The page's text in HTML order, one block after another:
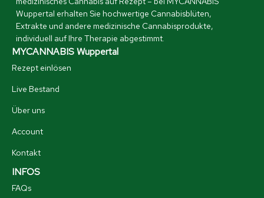
Wuppertal erhalten Sie hochwertige Cannabisblüten,
Extrakte und andere medizinische Cannabisprodukte,
individuell auf Ihre Therapie abgestimmt.
MYCANNABIS Wuppertal
Rezept einlösen
Live Bestand
Über uns
Account
Kontakt
INFOS
FAQs